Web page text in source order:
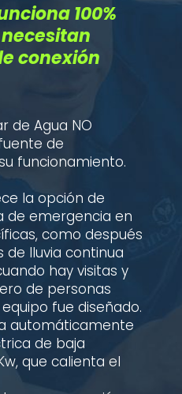
100%
conexión
de Agua NO
de
funcionamiento.
la opción de
de emergencia en
como después
de lluvia continua
hay visitas y
de personas
fue diseñado.
automáticamente
de baja
que calienta el